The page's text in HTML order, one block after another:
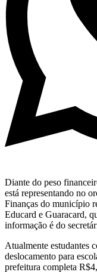
Diante do peso
está representando no
Finanças do município
Educard e Guaracard,
informação é do
Atualmente estudantes
deslocamento para
prefeitura completa